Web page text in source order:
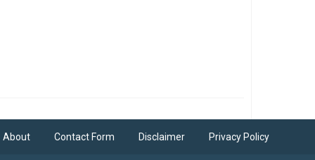
About Contact Form Disclaimer Privacy Policy